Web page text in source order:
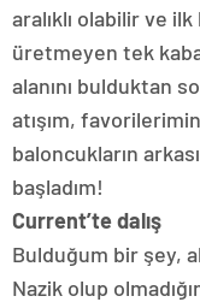
aralıklı olabilir ve
üretmeyen tek
alanını bulduktan
atışım,
baloncukların
başladım!
Current’te dalış
Bulduğum bir şey,
Nazik olup